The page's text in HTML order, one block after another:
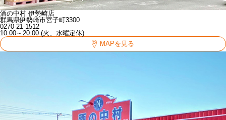
酒の中村 伊勢崎店
群馬県伊勢崎市宮子町3300
0270-21-1512
10:00～20:00 (火、水曜定休)
MAPを見る